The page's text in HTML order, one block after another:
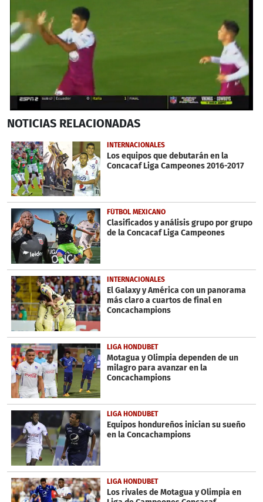
second
38
seconds
NOTICIAS RELACIONADAS
INTERNACIONALES
Los equipos que debutarán en la
Concacaf Liga Campeones 2016-2017
FÚTBOL MEXICANO
Clasificados y análisis grupo por grupo
de la Concacaf Liga Campeones
INTERNACIONALES
El Galaxy y América con un panorama
más claro a cuartos de final en
Concachampions
LIGA HONDUBET
Motagua y Olimpia dependen de un
milagro para avanzar en la
Concachampions
LIGA HONDUBET
Equipos hondureños inician su sueño
en la Concachampions
LIGA HONDUBET
Los rivales de Motagua y Olimpia en